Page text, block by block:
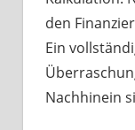
den
Ein
Nachhinein